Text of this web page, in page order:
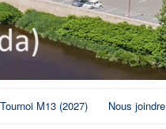
M13 (2027) Nous joindre